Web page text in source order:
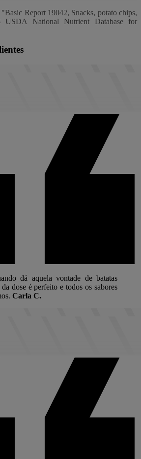
Report 19042, Snacks, potato chips,
USDA National Nutrient Database for
dá aquela vontade de batatas
dose é perfeito e todos os sabores
Carla C.